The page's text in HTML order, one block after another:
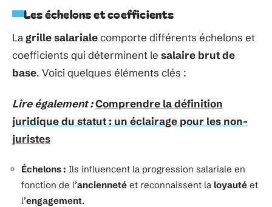
Les échelons et coefficients
La grille salarialecomporte différents échelons et
coefficients qui déterminent le salaire brut de
base. Voici quelques éléments clés :
Lire également :Comprendre la définition
juridique du statut : un éclairage pour les non-
juristes
Échelons : Ils influencent la progression salariale en
fonction de l’ancienneté et reconnaissent la loyauté et
l’engagement.